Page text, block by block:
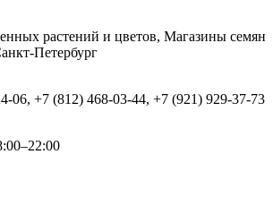
растений и цветов, Магазины семян
Петербург
06, +7 (812) 468-03-44, +7 (921) 929-37-73